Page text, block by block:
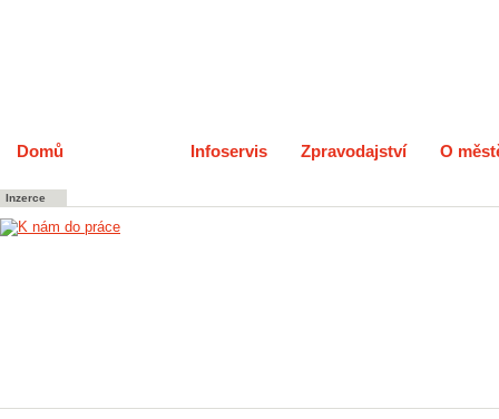
Domů Infoservis Zpravodajství O
Inzerce